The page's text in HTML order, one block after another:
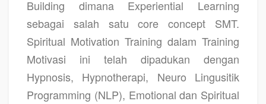
Building dimana Experiential Learning
sebagai salah satu core concept SMT.
Spiritual Motivation Training dalam Training
Motivasi ini telah dipadukan dengan
Hypnosis, Hypnotherapi, Neuro Lingusitik
Programming (NLP), Emotional dan Spiritual